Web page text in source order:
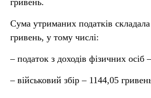
гривень.
Сума утриманих податків
гривень, у тому числі:
– податок з доходів фізичних осіб
– військовий збір – 1144,05